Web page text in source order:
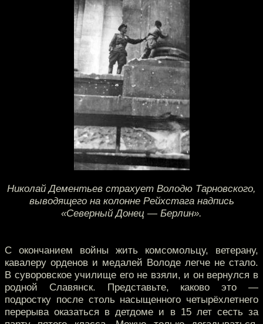
Николай Дементьев страхует Володю Тарновского,
выводящего на колонне Рейхстага надпись
«Северный Донец — Берлин».
С окончанием войны жить комсомольцу, ветерану,
кавалеру орденов и медалей Володе легче не стало.
В суворовское училище его не взяли, и он вернулся в
родной Славянск. Представьте, каково это —
подростку после столь насыщенного четырёхлетнего
перерыва оказаться в детдоме и в 15 лет сесть за